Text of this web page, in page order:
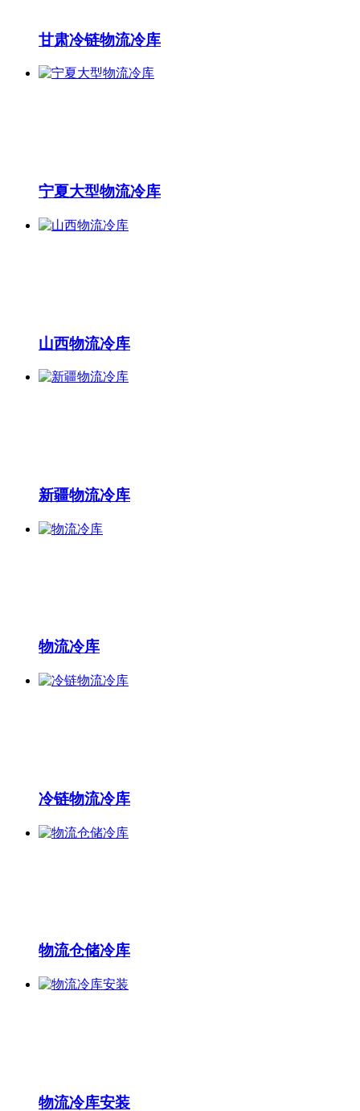
甘肃冷链物流冷库
宁夏大型物流冷库
山西物流冷库
新疆物流冷库
物流冷库
冷链物流冷库
物流仓储冷库
物流冷库安装